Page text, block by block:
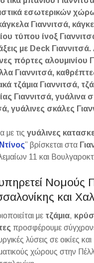
εσωτερικών
Γιαννιτσά,
τύπου ίνοξ
με Deck
πόρτες αλουμινίου
Γιαννιτσά,
τζάμια Γιαννιτσά,
Γιαννιτσά, γυάλινα
γυάλινες σκάλες
με τιςγυάλινες
” βρίσκεται στα
11 και
Νομούς
και
με τζάμια,
προσφέρουμε
λύσεις σε οικίες και
χώρους στην